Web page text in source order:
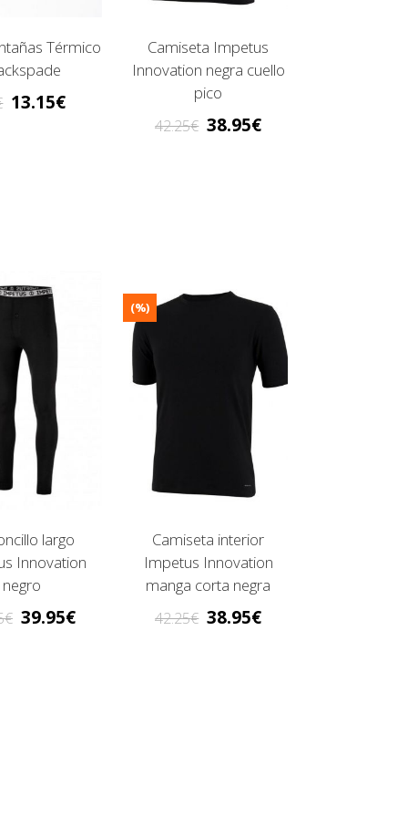
Térmico
13.15
Camiseta Impetus
Innovation negra cuello
pico
42.25 38.95
largo
Innovation
negro
39.95
Camiseta interior
Impetus Innovation
manga corta negra
(%)
42.25 38.95